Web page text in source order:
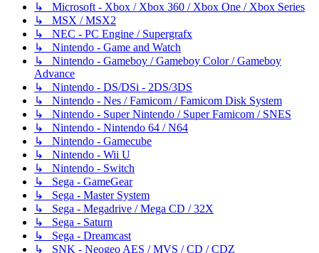
↳ Microsoft - Xbox / Xbox 360 / Xbox One / Xbox Series
↳ MSX / MSX2
↳ NEC - PC Engine / Supergrafx
↳ Nintendo - Game and Watch
↳ Nintendo - Gameboy / Gameboy Color / Gameboy
Advance
↳ Nintendo - DS/DSi - 2DS/3DS
↳ Nintendo - Nes / Famicom / Famicom Disk System
↳ Nintendo - Super Nintendo / Super Famicom / SNES
↳ Nintendo - Nintendo 64 / N64
↳ Nintendo - Gamecube
↳ Nintendo - Wii U
↳ Nintendo - Switch
↳ Sega - GameGear
↳ Sega - Master System
↳ Sega - Megadrive / Mega CD / 32X
↳ Sega - Saturn
↳ Sega - Dreamcast
↳ SNK - Neogeo AES / MVS / CD / CDZ